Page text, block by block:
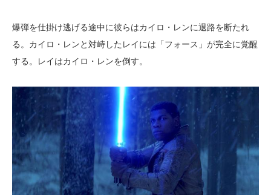
爆弾を仕掛け逃げる途中に彼らはカイロ・レンに退路を断たれ
る。カイロ・レンと対峙したレイには「フォース」が完全に覚醒
する。レイはカイロ・レンを倒す。